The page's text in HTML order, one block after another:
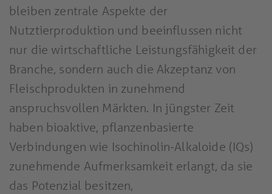
bleiben zentrale Aspekte der
Nutztierproduktion und beeinflussen nicht
nur die wirtschaftliche Leistungsfähigkeit der
Branche, sondern auch die Akzeptanz von
Fleischprodukten in zunehmend
anspruchsvollen Märkten. In jüngster Zeit
haben bioaktive, pflanzenbasierte
Verbindungen wie Isochinolin-Alkaloide (IQs)
zunehmende Aufmerksamkeit erlangt, da sie
das Potenzial besitzen,